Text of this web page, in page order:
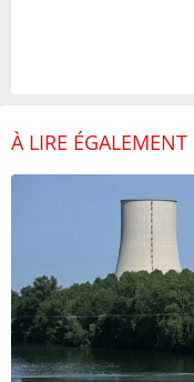
À LIRE ÉGALEMENT